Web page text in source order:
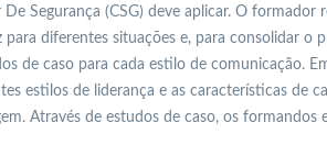
Segurança (CSG) deve aplicar. O formador
diferentes situações e, para consolidar o
de caso para cada estilo de comunicação.
estilos de liderança e as características de
Através de estudos de caso, os formandos